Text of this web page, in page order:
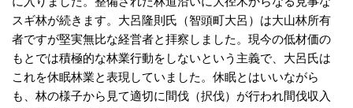
スギ林が続きます。大呂隆則氏（智頭町大呂）は大山林所有
者ですが堅実無比な経営者と拝察しました。現今の低材価の
もとでは積極的な林業行動をしないという主義で、大呂氏は
これを休眠林業と表現していました。休眠とはいいながら
も、林の様子から見て適切に間伐（択伐）が行われ間伐収入